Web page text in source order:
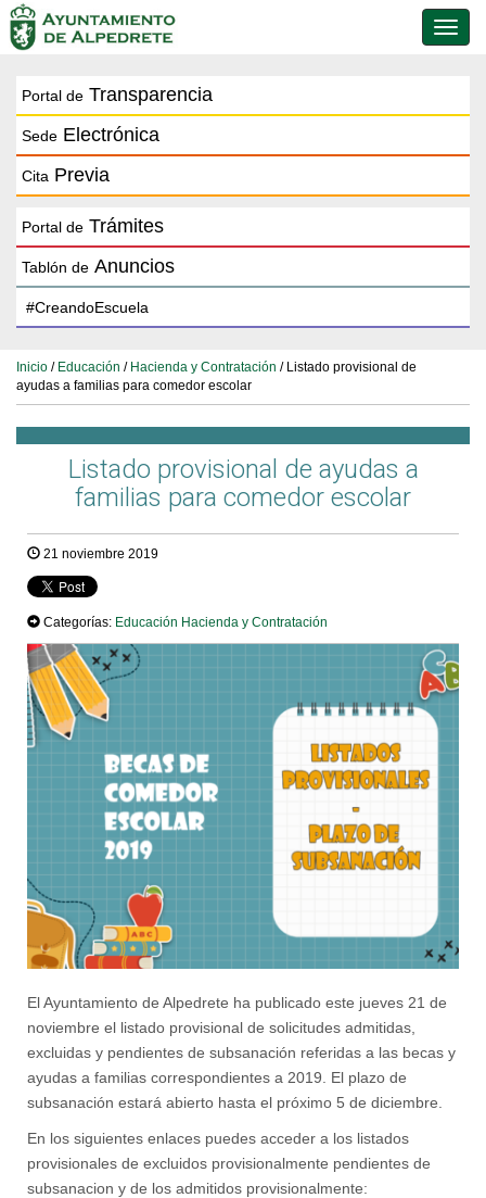
de
Portal de Transparencia
Sede Electrónica
Cita Previa
Portal de Trámites
Tablón de Anuncios
Inicio / Educación / Hacienda y Contratación / Listado provisional de
ayudas a familias para comedor escolar
Listado provisional de ayudas a
familias para comedor escolar
21 noviembre 2019
Categorías: Educación Hacienda y Contratación
El Ayuntamiento de Alpedrete ha publicado este jueves 21 de
noviembre el listado provisional de solicitudes admitidas,
excluidas y pendientes de subsanación referidas a las becas y
ayudas a familias correspondientes a 2019. El plazo de
subsanación estará abierto hasta el próximo 5 de diciembre.
En los siguientes enlaces puedes acceder a los listados
provisionales de excluidos provisionalmente pendientes de
subsanacion y de los admitidos provisionalmente: